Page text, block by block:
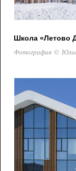
Школа «Летово
Фотография ©